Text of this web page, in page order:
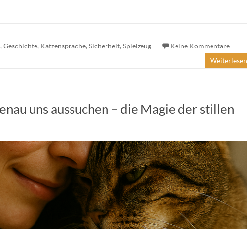
, Geschichte, Katzensprache, Sicherheit, Spielzeug
Keine Kommentare
Weiterlesen
uns aussuchen – die Magie der stillen